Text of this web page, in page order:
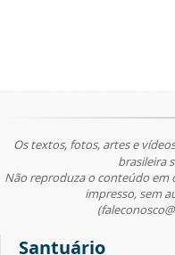
Os textos, fotos, artes e
brasileira
Não reproduza o conteúdo em
impresso, sem
Santuário